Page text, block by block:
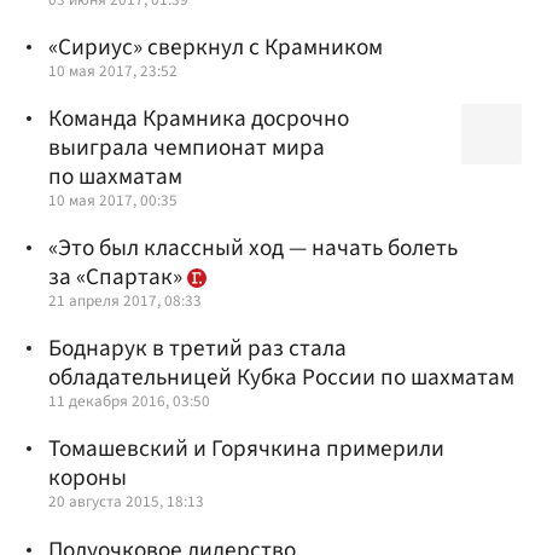
«Сириус» сверкнул с Крамником
10 мая 2017, 23:52
Команда Крамника досрочно
выиграла чемпионат мира
по шахматам
10 мая 2017, 00:35
«Это был классный ход — начать болеть
за «Спартак»
21 апреля 2017, 08:33
Боднарук в третий раз стала
обладательницей Кубка России по шахматам
11 декабря 2016, 03:50
Томашевский и Горячкина примерили
короны
20 августа 2015, 18:13